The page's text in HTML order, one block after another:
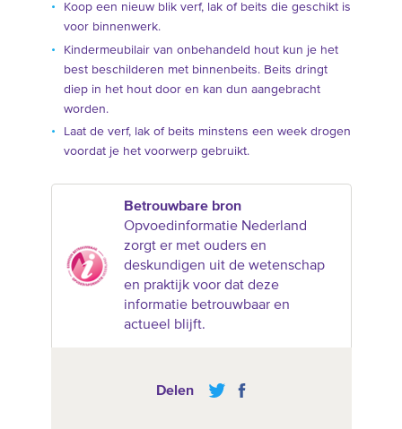
Koop een nieuw blik verf, lak of beits die geschikt is
voor binnenwerk.
Kindermeubilair van onbehandeld hout kun je het
best beschilderen met binnenbeits. Beits dringt
diep in het hout door en kan dun aangebracht
worden.
Laat de verf, lak of beits minstens een week drogen
voordat je het voorwerp gebruikt.
Betrouwbare bron
Opvoedinformatie Nederland
zorgt er met ouders en
deskundigen uit de wetenschap
en praktijk voor dat deze
informatie betrouwbaar en
actueel blijft.
Delen